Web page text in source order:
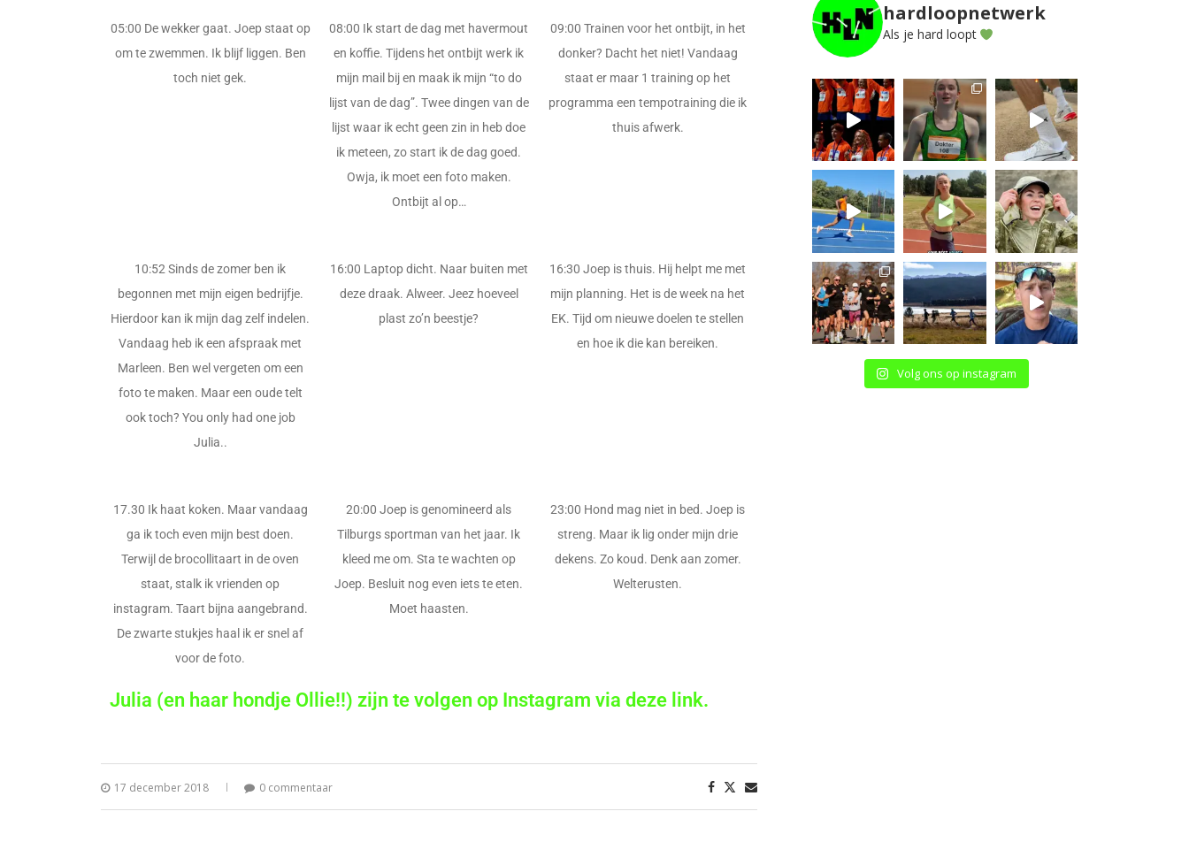
05:00 De wekker gaat. Joep staat op
om te zwemmen. Ik blijf liggen. Ben
toch niet gek.
08:00 Ik start de dag met havermout
en koffie. Tijdens het ontbijt werk ik
mijn mail bij en maak ik mijn “to do
lijst van de dag”. Twee dingen van de
lijst waar ik echt geen zin in heb doe
ik meteen, zo start ik de dag goed.
Owja, ik moet een foto maken.
Ontbijt al op…
09:00 Trainen voor het ontbijt, in het
donker? Dacht het niet! Vandaag
staat er maar 1 training op het
programma een tempotraining die ik
thuis afwerk.
10:52 Sinds de zomer ben ik
begonnen met mijn eigen bedrijfje.
Hierdoor kan ik mijn dag zelf indelen.
Vandaag heb ik een afspraak met
Marleen. Ben wel vergeten om een
foto te maken. Maar een oude telt
ook toch? You only had one job
Julia..
16:00 Laptop dicht. Naar buiten met
deze draak. Alweer. Jeez hoeveel
plast zo’n beestje?
16:30 Joep is thuis. Hij helpt me met
mijn planning. Het is de week na het
EK. Tijd om nieuwe doelen te stellen
en hoe ik die kan bereiken.
17.30 Ik haat koken. Maar vandaag
ga ik toch even mijn best doen.
Terwijl de brocollitaart in de oven
staat, stalk ik vrienden op
instagram. Taart bijna aangebrand.
De zwarte stukjes haal ik er snel af
voor de foto.
20:00 Joep is genomineerd als
Tilburgs sportman van het jaar. Ik
kleed me om. Sta te wachten op
Joep. Besluit nog even iets te eten.
Moet haasten.
23:00 Hond mag niet in bed. Joep is
streng. Maar ik lig onder mijn drie
dekens. Zo koud. Denk aan zomer.
Welterusten.
Julia (en haar hondje Ollie!!) zijn te volgen op Instagram via deze link.
17 december 2018 0 commentaar
hardloopnetwerk
Als je hard loopt
Volg ons op instagram